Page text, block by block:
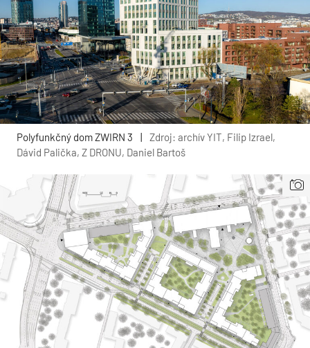
Polyfunkčný dom ZWIRN 3 |
Zdroj: archív YIT, Filip Izrael,
Dávid Palička, Z DRONU, Daniel Bartoš